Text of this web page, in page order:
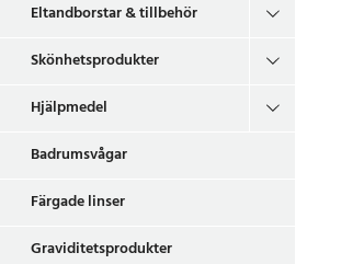
Eltandborstar & tillbehör
Skönhetsprodukter
Hjälpmedel
Badrumsvågar
Färgade linser
Graviditetsprodukter